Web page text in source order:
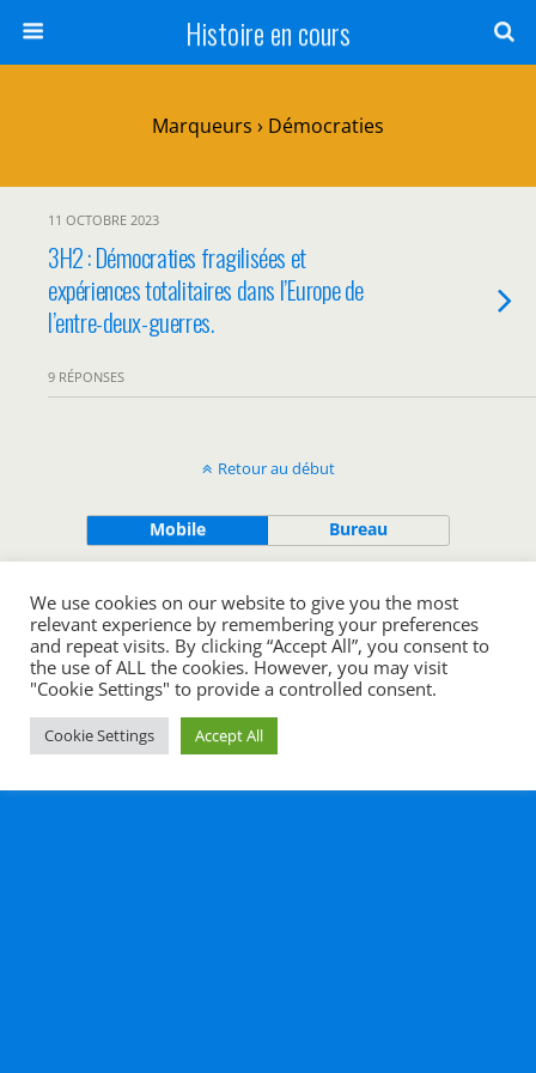
Histoire en cours
Marqueurs › Démocraties
11 OCTOBRE 2023
3H2 : Démocraties fragilisées et
expériences totalitaires dans l’Europe de
l’entre-deux-guerres.
9 RÉPONSES
Retour au début
Mobile Bureau
We use cookies on our website to give you the most
relevant experience by remembering your preferences
and repeat visits. By clicking “Accept All”, you consent to
the use of ALL the cookies. However, you may visit
"Cookie Settings" to provide a controlled consent.
Cookie Settings Accept All